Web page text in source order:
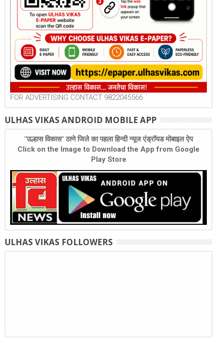
FOR ADVERTISING CONTACT 9822045566
ULHAS VIKAS ANDROID MOBILE APP
"उल्हास विकास" ठाणे जिले का पहला हिन्दी न्यूज एंड्रॉयड मोबाइल ऐप
Click on the Image to Download the App from Google
Play Store
ULHAS VIKAS FOLLOWERS